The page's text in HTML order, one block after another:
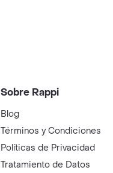
Sobre Rappi
Blog
Términos y Condiciones
Políticas de Privacidad
Tratamiento de Datos